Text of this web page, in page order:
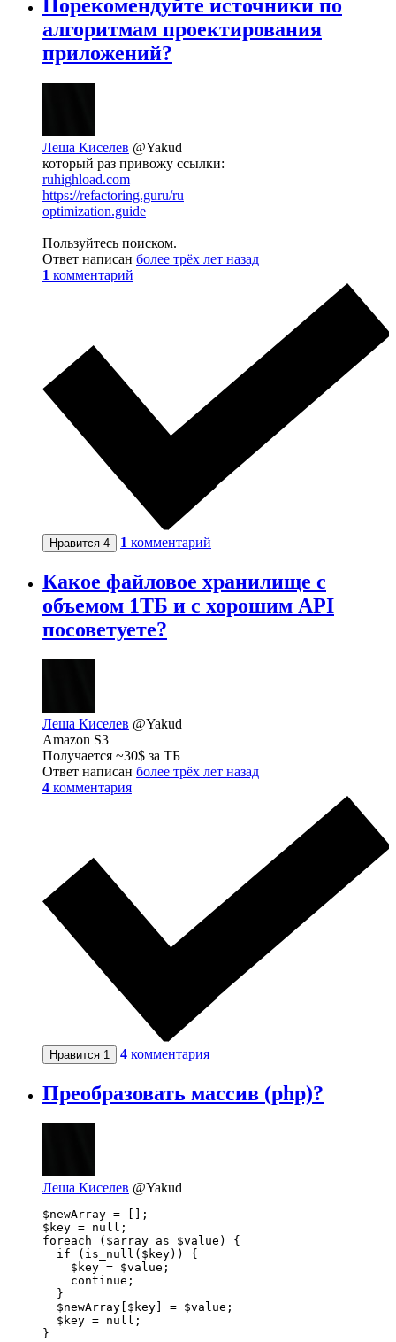
Порекомендуйте источники по
алгоритмам проектирования
приложений?
Леша Киселев @Yakud
который раз привожу ссылки:
ruhighload.com
https://refactoring.guru/ru
optimization.guide
Пользуйтесь поиском.
Ответ написан более трёх лет назад
1 комментарий
Нравится 4 1 комментарий
Какое файловое хранилище с
объемом 1ТБ и с хорошим API
посоветуете?
Леша Киселев @Yakud
Amazon S3
Получается ~30$ за ТБ
Ответ написан более трёх лет назад
4 комментария
Нравится 1 4 комментария
Преобразовать массив (php)?
Леша Киселев @Yakud
$newArray = [];
$key = null;
foreach ($array as $value) {
  if (is_null($key)) {
    $key = $value;
    continue;
  }
  $newArray[$key] = $value;
  $key = null;
}